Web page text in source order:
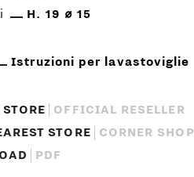
H. 19 ⌀ 15
Istruzioni per lavastoviglie
OFFICIAL RESELLER
STORE
CORNER SHOP
PDF